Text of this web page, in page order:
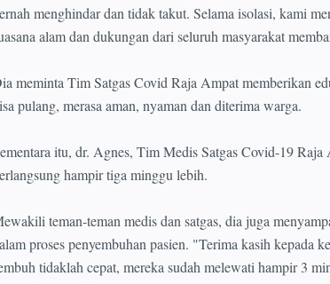
menghindar dan tidak takut. Selama isolasi, kami
alam dan dukungan dari seluruh masyarakat
meminta Tim Satgas Covid Raja Ampat memberikan
pulang, merasa aman, nyaman dan diterima warga.
itu, dr. Agnes, Tim Medis Satgas Covid-19
hampir tiga minggu lebih.
teman-teman medis dan satgas, dia juga
proses penyembuhan pasien. "Terima kasih kepada
tidaklah cepat, mereka sudah melewati hampir 3